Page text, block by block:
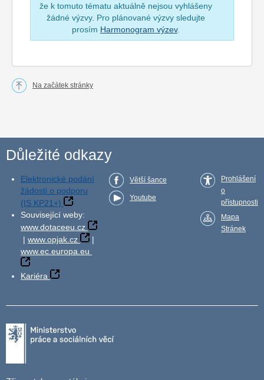
že k tomuto tématu aktuálně nejsou vyhlášeny
žádné výzvy. Pro plánované výzvy sledujte
prosím Harmonogram výzev.
Na začátek stránky
Důležité odkazy
Elektronické podání
žádosti o podporu
(IS KP21+)
Související weby:
www.dotaceeu.cz
| www.opjak.cz
|
www.ec.europa.eu
Kariéra
Větší šance
Youtube
Prohlášení
o
přístupnosti
Mapa
Stránek